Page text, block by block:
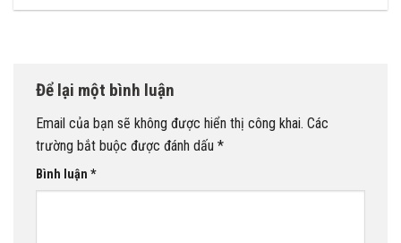
Để lại một bình luận
Email của bạn sẽ không được hiển thị công khai. Các
trường bắt buộc được đánh dấu *
Bình luận *